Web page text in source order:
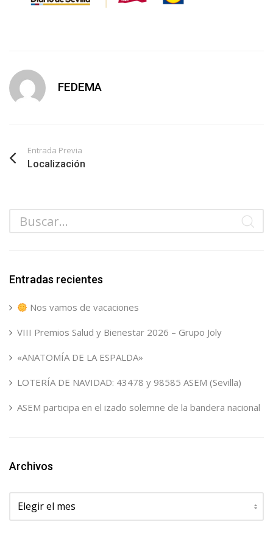
FEDEMA
Entrada Previa
Localización
Entradas recientes
Nos vamos de vacaciones
VIII Premios Salud y Bienestar 2026 – Grupo Joly
«ANATOMÍA DE LA ESPALDA»
LOTERÍA DE NAVIDAD: 43478 y 98585 ASEM (Sevilla)
ASEM participa en el izado solemne de la bandera nacional
Archivos
Archivos